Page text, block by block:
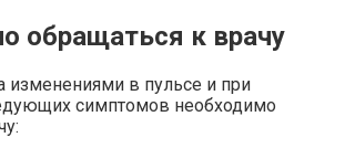
обращаться к врачу
изменениями в пульсе и при
симптомов необходимо